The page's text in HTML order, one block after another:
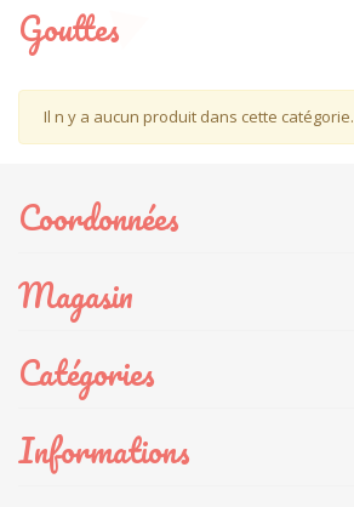
Géométriques
Gouttes
Japonais
Autres motifs
Gouttes
Il n y a aucun produit dans cette catégorie.
Coordonnées
Magasin
Catégories
Informations